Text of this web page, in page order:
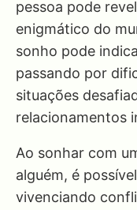
pessoa pode
enigmático do
sonho pode
passando por
situações
relacionamentos
Ao sonhar com
alguém, é
vivenciando